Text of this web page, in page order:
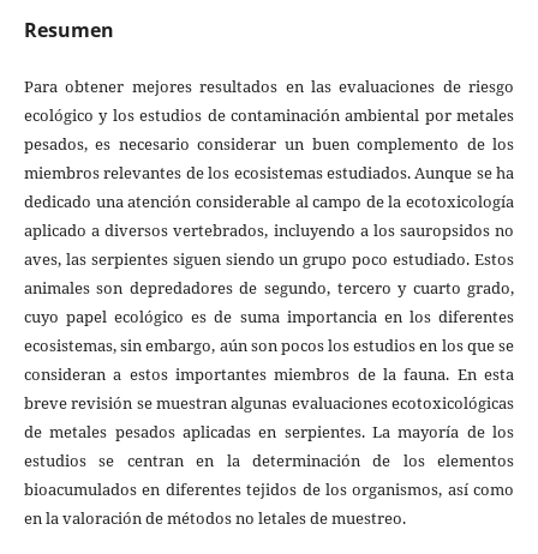
Resumen
Para obtener mejores resultados en las evaluaciones de riesgo
ecológico y los estudios de contaminación ambiental por metales
pesados, es necesario considerar un buen complemento de los
miembros relevantes de los ecosistemas estudiados. Aunque se ha
dedicado una atención considerable al campo de la ecotoxicología
aplicado a diversos vertebrados, incluyendo a los sauropsidos no
aves, las serpientes siguen siendo un grupo poco estudiado. Estos
animales son depredadores de segundo, tercero y cuarto grado,
cuyo papel ecológico es de suma importancia en los diferentes
ecosistemas, sin embargo, aún son pocos los estudios en los que se
consideran a estos importantes miembros de la fauna. En esta
breve revisión se muestran algunas evaluaciones ecotoxicológicas
de metales pesados aplicadas en serpientes. La mayoría de los
estudios se centran en la determinación de los elementos
bioacumulados en diferentes tejidos de los organismos, así como
en la valoración de métodos no letales de muestreo.